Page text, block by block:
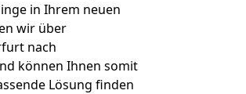
in Ihrem neuen
wir über
nach
können Ihnen somit
Lösung finden